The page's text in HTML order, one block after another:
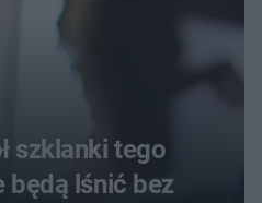
szklanki tego
będą lśnić bez